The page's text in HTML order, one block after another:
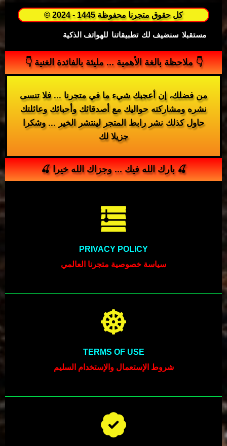
© 2024 - 1445 كل حقوق متجرنا محفوظة
للهواتف الذكية تطبيقاتنا سنضيف لك مستقبلا
👇 ملاحظة بالغة الأهمية ... مليئة بالفائدة الغنية 👇
من فضلك، إن أعجبك شيء ما في متجرنا ... فلا تنسى
نشره ومشاركته حواليك مع أصدقائك وأحبائك وعائلتك
حاول كذلك نشر رابط المتجر لينتشر الخير ... وشكرا
جزيلا لك
🍒 بارك الله فيك ... وجزاك الله خيرا 🍒
PRIVACY POLICY
سياسة خصوصية متجرنا العالمي
TERMS OF USE
شروط الإستعمال والإستخدام السليم